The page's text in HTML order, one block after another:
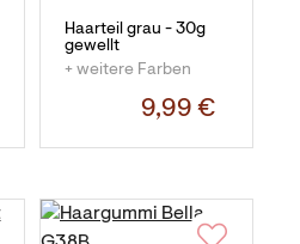
Haarteil grau - 30g
gewellt
+ weitere Farben
9,99 €